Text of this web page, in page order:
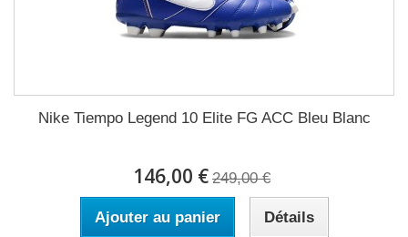
Nike Tiempo Legend 10 Elite FG ACC Bleu Blanc
146,00 € 249,00 €
Ajouter au panier Détails